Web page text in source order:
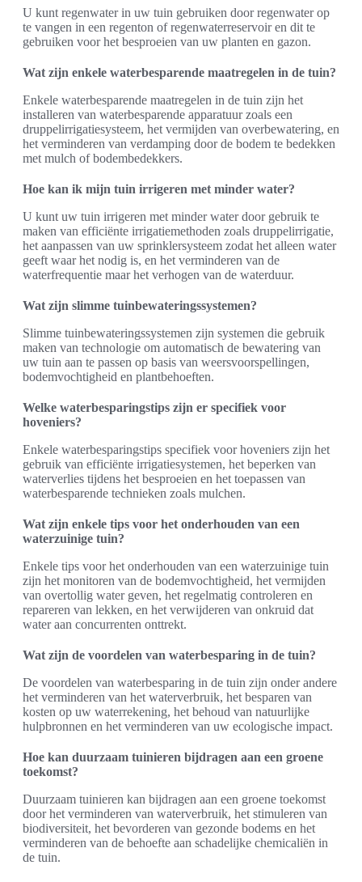
U kunt regenwater in uw tuin gebruiken door regenwater op
te vangen in een regenton of regenwaterreservoir en dit te
gebruiken voor het besproeien van uw planten en gazon.
Wat zijn enkele waterbesparende maatregelen in de tuin?
Enkele waterbesparende maatregelen in de tuin zijn het
installeren van waterbesparende apparatuur zoals een
druppelirrigatiesysteem, het vermijden van overbewatering, en
het verminderen van verdamping door de bodem te bedekken
met mulch of bodembedekkers.
Hoe kan ik mijn tuin irrigeren met minder water?
U kunt uw tuin irrigeren met minder water door gebruik te
maken van efficiënte irrigatiemethoden zoals druppelirrigatie,
het aanpassen van uw sprinklersysteem zodat het alleen water
geeft waar het nodig is, en het verminderen van de
waterfrequentie maar het verhogen van de waterduur.
Wat zijn slimme tuinbewateringssystemen?
Slimme tuinbewateringssystemen zijn systemen die gebruik
maken van technologie om automatisch de bewatering van
uw tuin aan te passen op basis van weersvoorspellingen,
bodemvochtigheid en plantbehoeften.
Welke waterbesparingstips zijn er specifiek voor
hoveniers?
Enkele waterbesparingstips specifiek voor hoveniers zijn het
gebruik van efficiënte irrigatiesystemen, het beperken van
waterverlies tijdens het besproeien en het toepassen van
waterbesparende technieken zoals mulchen.
Wat zijn enkele tips voor het onderhouden van een
waterzuinige tuin?
Enkele tips voor het onderhouden van een waterzuinige tuin
zijn het monitoren van de bodemvochtigheid, het vermijden
van overtollig water geven, het regelmatig controleren en
repareren van lekken, en het verwijderen van onkruid dat
water aan concurrenten onttrekt.
Wat zijn de voordelen van waterbesparing in de tuin?
De voordelen van waterbesparing in de tuin zijn onder andere
het verminderen van het waterverbruik, het besparen van
kosten op uw waterrekening, het behoud van natuurlijke
hulpbronnen en het verminderen van uw ecologische impact.
Hoe kan duurzaam tuinieren bijdragen aan een groene
toekomst?
Duurzaam tuinieren kan bijdragen aan een groene toekomst
door het verminderen van waterverbruik, het stimuleren van
biodiversiteit, het bevorderen van gezonde bodems en het
verminderen van de behoefte aan schadelijke chemicaliën in
de tuin.